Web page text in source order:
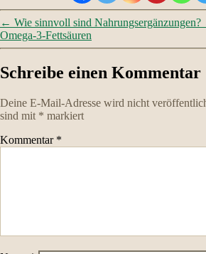
← Wie sinnvoll sind Nahrungsergänzungen?
Omega-3-Fettsäuren
Schreibe einen Kommentar
Deine E-Mail-Adresse wird nicht
sind mit * markiert
Kommentar *